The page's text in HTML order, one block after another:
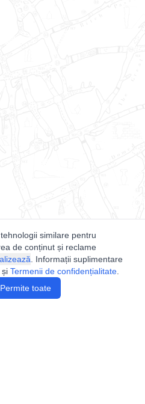
similare pentru
de conținut și reclame
. Informații suplimentare
și Termenii de confidențialitate
Permite toate